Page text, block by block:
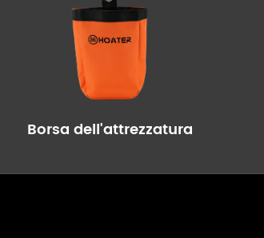
Borsa dell'attrezzatura